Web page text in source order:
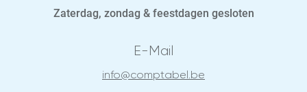
Zaterdag, zondag & feestdagen gesloten
E-Mail
info@comptabel.be